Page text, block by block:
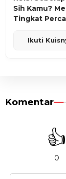
Sih Kamu?
Tingkat
Ikuti
Komentar
👍
0